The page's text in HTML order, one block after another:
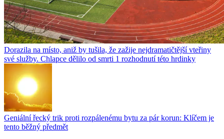
Dorazila na místo, aniž by tušila, že zažije nejdramatičtější vteřiny
své služby. Chlapce dělilo od smrti 1 rozhodnutí této hrdinky
Geniální řecký trik proti rozpálenému bytu za pár korun: Klíčem je
tento běžný předmět